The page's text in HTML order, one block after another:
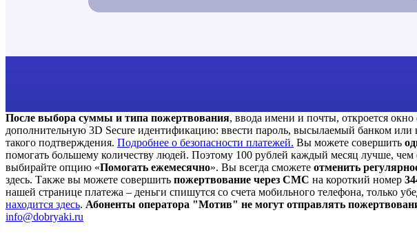
После выбора суммы и типа пожертвования, ввода имени и почты, откроется
дополнительную 3D Secure идентификацию: ввести пароль, высылаемый банком или
такого подтверждения. Подробнее о безопасности платежей. Вы можете совершить
помогать большему количеству людей. Поэтому 100 рублей каждый месяц лучше, чем
выбирайте опцию «Помогать ежемесячно». Вы всегда сможете отменить
здесь. Также вы можете совершить пожертвование через СМС на короткий номер
нашей странице платежа – деньги спишутся со счета мобильного телефона, только
находится здесь. Абоненты оператора "Мотив" не могут отправлять
info@dobryaki.ru